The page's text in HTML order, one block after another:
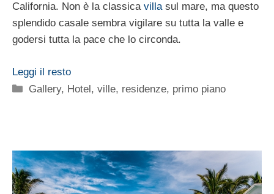
California. Non è la classicavillasul mare, ma questo
splendido casale sembra vigilare su tutta la valle e
godersi tutta la pace che lo circonda.
Leggi il resto
Categorie
Gallery, Hotel, ville, residenze, primo piano